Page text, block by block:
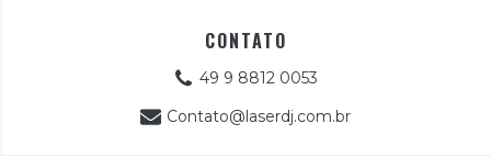
CONTATO
49 9 8812 0053
Contato@laserdj.com.br